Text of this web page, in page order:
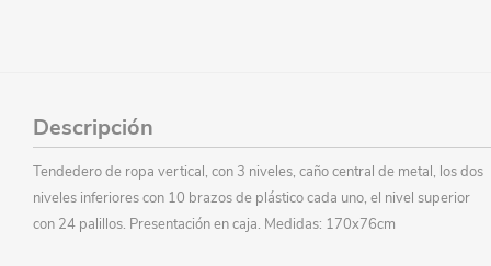
Descripción
Tendedero de ropa vertical, con 3 niveles, caño central de metal, los dos
niveles inferiores con 10 brazos de plástico cada uno, el nivel superior
con 24 palillos. Presentación en caja. Medidas: 170x76cm